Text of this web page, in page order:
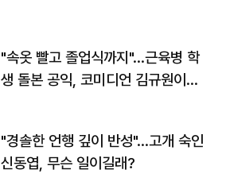
"속옷 빨고 졸업식까지"…근육병 학
생 돌본 공익, 코미디언 김규원이었
"경솔한 언행 깊이 반성"…고개 숙인
신동엽, 무슨 일이길래?